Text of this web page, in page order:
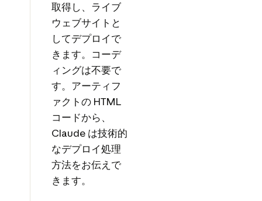
取得し、ライブ
ウェブサイトと
してデプロイで
きます。コーデ
ィングは不要で
す。アーティフ
ァクトの HTML
コードから、
Claude は技術的
なデプロイ処理
方法をお伝えで
きます。